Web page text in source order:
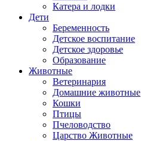
Катера и лодки
Дети
Беременность
Детское воспитание
Детское здоровье
Образование
Животные
Ветеринария
Домашние животные
Кошки
Птицы
Пчеловодство
Царство Животные